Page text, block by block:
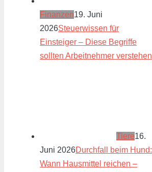
Finanzen19. Juni
2026Steuerwissen für
Einsteiger – Diese Begriffe
sollten Arbeitnehmer verstehen
Tiere16.
Juni 2026Durchfall beim Hund:
Wann Hausmittel reichen –